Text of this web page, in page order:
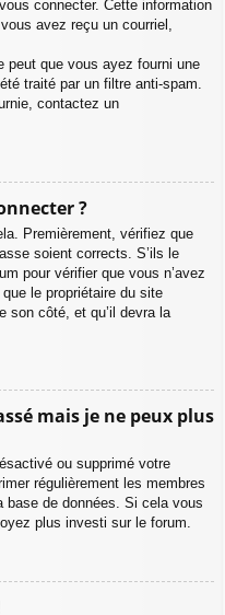
connecter. Cette information
avez reçu un courriel,
peut que vous ayez fourni une
traité par un filtre anti-spam.
contactez un
?
Premièrement, vérifiez que
soient corrects. S’ils le
pour vérifier que vous n’avez
le propriétaire du site
son côté, et qu’il devra la
mais je ne peux plus
ou supprimé votre
régulièrement les membres
base de données. Si cela vous
plus investi sur le forum.